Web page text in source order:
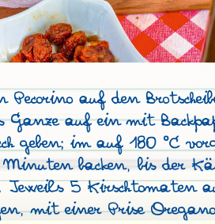
Pecorino auf den
Ganze auf ein mit
geben; im auf 180 °C
backen, bis der
Jeweils 5 Kirschtomaten
mit einer Prise